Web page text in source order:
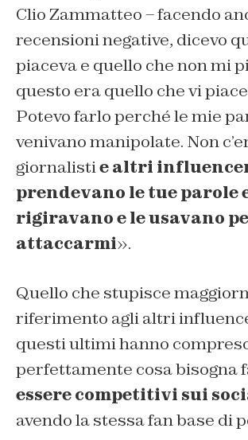
Clio Zammatteo – facendo
recensioni negative, dicevo
piaceva e quello che non mi
questo era quello che vi
Potevo farlo perché le mie
venivano manipolate. Non
giornalistie altri
prendevano le tue parole
rigiravano e le usavano
attaccarmi».
Quello che stupisce
riferimento aglialtri
questi ultimi hanno
perfettamente cosa bisogna
essere competitivi sui
avendo la stessa fan base di